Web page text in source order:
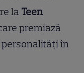
la Teen
premiază
în